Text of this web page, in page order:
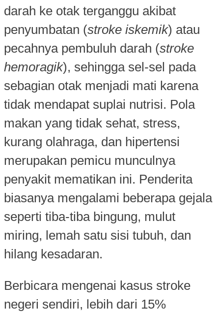
darah ke otak terganggu akibat
penyumbatan (stroke iskemik) atau
pecahnya pembuluh darah (stroke
hemoragik), sehingga sel-sel pada
sebagian otak menjadi mati karena
tidak mendapat suplai nutrisi. Pola
makan yang tidak sehat, stress,
kurang olahraga, dan hipertensi
merupakan pemicu munculnya
penyakit mematikan ini. Penderita
biasanya mengalami beberapa gejala
seperti tiba-tiba bingung, mulut
miring, lemah satu sisi tubuh, dan
hilang kesadaran.
Berbicara mengenai kasus stroke
negeri sendiri, lebih dari 15%